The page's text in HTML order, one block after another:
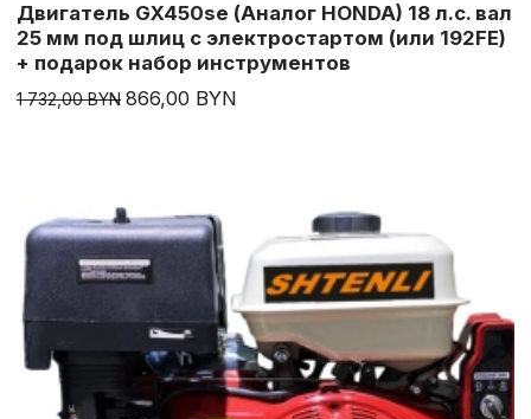
Двигатель GX450se (Аналог HONDA) 18 л.с. вал
25 мм под шлиц с электростартом (или 192FE)
+ подарок набор инструментов
1 732,00 BYN 866,00 BYN